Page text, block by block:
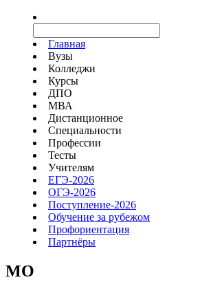
Главная
Вузы
Колледжи
Курсы
ДПО
МВА
Дистанционное
Специальности
Профессии
Тесты
Учителям
ЕГЭ-2026
ОГЭ-2026
Поступление-2026
Обучение за рубежом
Профориентация
Партнёры
MO